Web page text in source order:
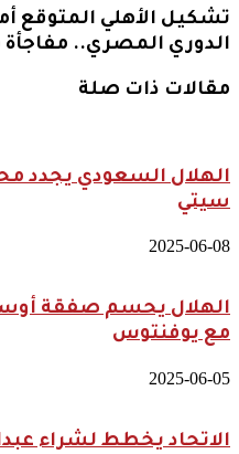
تشكيل الأهلي المتوقع
الدوري المصري.. مفاجأة
مقالات ذات صلة
الهلال السعودي يجدد
سيتي
2025-06-08
الهلال يحسم صفقة
مع يوفنتوس
2025-06-05
الاتحاد يخطط لشراء